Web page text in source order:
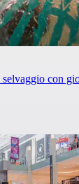
selvaggio con